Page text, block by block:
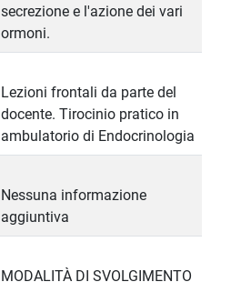
secrezione e l'azione dei vari
ormoni.
Lezioni frontali da parte del
docente. Tirocinio pratico in
ambulatorio di Endocrinologia
Nessuna informazione
aggiuntiva
MODALITÀ DI SVOLGIMENTO